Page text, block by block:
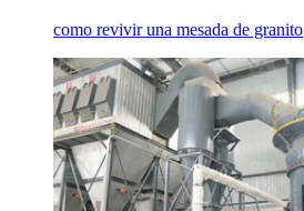
como revivir una mesada de granito